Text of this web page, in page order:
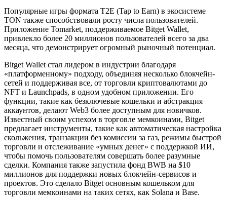
Популярные игры формата T2E (Tap to Earn) в экосистеме
TON также способствовали росту числа пользователей.
Приложение Tomarket, поддерживаемое Bitget Wallet,
привлекло более 20 миллионов пользователей всего за два
месяца, что демонстрирует огромный рыночный потенциал.
Bitget Wallet стал лидером в индустрии благодаря
«платформенному» подходу, объединяя несколько блокчейн-
сетей и поддерживая все, от торговли криптовалютами до
NFT и Launchpads, в одном удобном приложении. Его
функции, такие как безключевые кошельки и абстракция
аккаунтов, делают Web3 более доступным для новичков.
Известный своим успехом в торговле мемкоинами, Bitget
предлагает инструменты, такие как автоматическая настройка
скольжения, транзакции без комиссии за газ, режимы быстрой
торговли и отслеживание «умных денег» с поддержкой ИИ,
чтобы помочь пользователям совершать более разумные
сделки. Компания также запустила фонд BWB на $10
миллионов для поддержки новых блокчейн-сервисов и
проектов. Это сделало Bitget основным кошельком для
торговли мемкоинами на таких сетях, как Solana и Base.